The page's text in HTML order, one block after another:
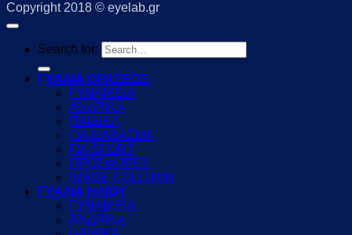
Copyright 2018 © eyelab.gr
Search for:
ΓΥΑΛΙΑ ΟΡΑΣΕΩΣ
ΓΥΝΑΙΚΕΙΑ
ΑΝΔΡΙΚΑ
ΠΑΙΔΙΚΑ
ΓΙΑ ΔΙΑΒΑΣΜΑ
ΓΙΑ SPORT
ΠΡΟΣΦΟΡΕΣ
IMAGE COLLUMN
ΓΥΑΛΙΑ ΗΛΙΟΥ
ΓΥΝΑΙΚΕΙΑ
ΑΝΔΡΙΚΑ